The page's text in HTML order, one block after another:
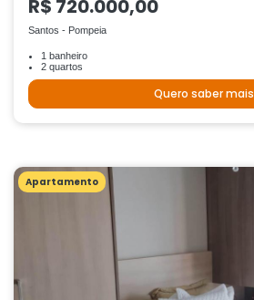
R$ 720.000,00
Santos - Pompeia
1 banheiro
2 quartos
Quero saber mais
Apartamento